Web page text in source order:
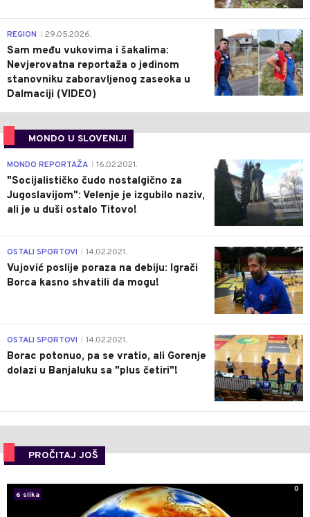
0
REGION 29.05.2026.
Sam među vukovima i šakalima:
Nevjerovatna reportaža o jedinom
stanovniku zaboravljenog zaseoka u
Dalmaciji (VIDEO)
MONDO U SLOVENIJI
4
MONDO REPORTAŽA 16.02.2021.
"Socijalističko čudo nostalgično za
Jugoslavijom": Velenje je izgubilo naziv,
ali je u duši ostalo Titovo!
1
OSTALI SPORTOVI 14.02.2021.
Vujović poslije poraza na debiju: Igrači
Borca kasno shvatili da mogu!
3
OSTALI SPORTOVI 14.02.2021.
Borac potonuo, pa se vratio, ali Gorenje
dolazi u Banjaluku sa "plus četiri"!
PROČITAJ JOŠ
6 slika
0